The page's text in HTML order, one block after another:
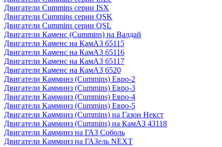
Двигатели Cummins серии ISX
Двигатели Cummins серии QSK
Двигатели Cummins серии QSL
Двигатели Каменс (Cummins) на Валдай
Двигатели Каменс на КамАЗ 65115
Двигатели Каменс на КамАЗ 65116
Двигатели Каменс на КамАЗ 65117
Двигатели Каменс на КамАЗ 6520
Двигатели Камминз (Cummins) Евро-2
Двигатели Камминз (Cummins) Евро-3
Двигатели Камминз (Cummins) Евро-4
Двигатели Камминз (Cummins) Евро-5
Двигатели Камминз (Cummins) на Газон Некст
Двигатели Камминз (Cummins) на КамАЗ 43118
Двигатели Камминз на ГАЗ Соболь
Двигатели Камминз на ГАЗель NEXT